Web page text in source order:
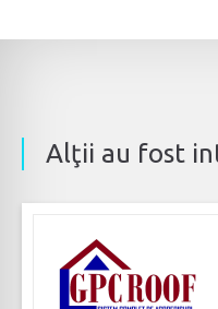
Alţii au fost